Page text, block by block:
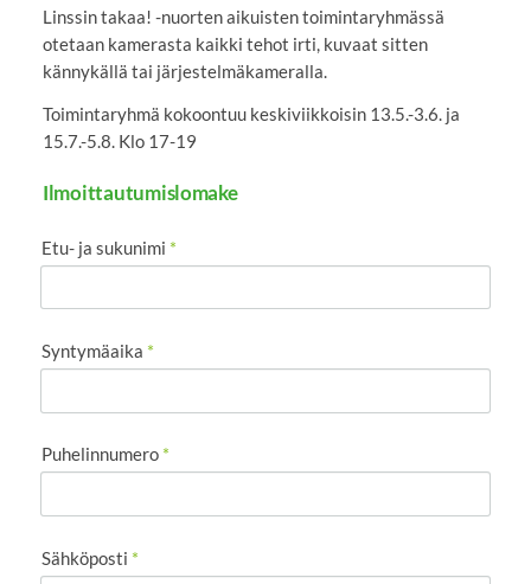
Linssin takaa! -nuorten aikuisten toimintaryhmässä
otetaan kamerasta kaikki tehot irti, kuvaat sitten
kännykällä tai järjestelmäkameralla.
Toimintaryhmä kokoontuu keskiviikkoisin 13.5.-3.6. ja
15.7.-5.8. Klo 17-19
Ilmoittautumislomake
Etu- ja sukunimi *
Syntymäaika *
Puhelinnumero *
Sähköposti *